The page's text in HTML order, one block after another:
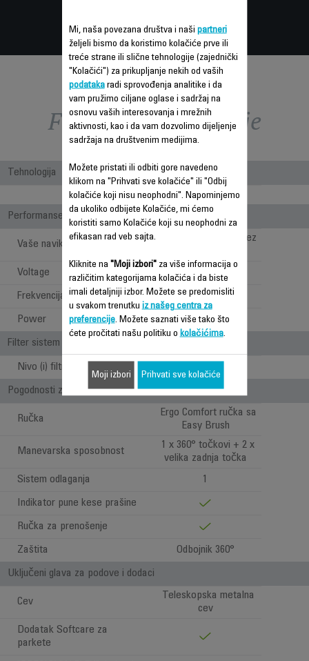
Funkcije – poređenje
Tehnologija
Bagless
Performanse
Vaše navike
Dubinsko čišćenje bez
Voltage
220-240 V
Frekvencija 50-60 Hz
Power 500 W
Filter sistem
Nivo (i) filtracije
Pogodnosti za korisnika
Ručka
Ergo Comfort ručka sa
Easy Brush
Manevarska sposobnost
1 x 360° točkovi + 2 x
velika zadnja točka
Sistem odlaganja
1
Indikator pune kese prašine
Ručka za prenošenje
Zaštita Odbojnik 360°
Uključeni glava za podove i dodaci
Cev
Teleskopska metalna
cev
Dodatak Softcare za
parkete
Mi, naša povezana društva i naši partneri
željeli bismo da koristimo kolačiće prve ili
treće strane ili slične tehnologije (zajednički
"Kolačići") za prikupljanje nekih od vaših
podatakaradi sprovođenja analitike i da
vam pružimo ciljane oglase i sadržaj na
osnovu vaših interesovanja i mrežnih
aktivnosti, kao i da vam dozvolimo dijeljenje
sadržaja na društvenim medijima.
Možete pristati ili odbiti gore navedeno
klikom na "Prihvati sve kolačiće" ili "Odbij
kolačiće koji nisu neophodni". Napominjemo
da ukoliko odbijete Kolačiće, mi ćemo
koristiti samo Kolačiće koji su neophodni za
efikasan rad veb sajta.
Kliknite na "Moji izbori"za više informacija o
različitim kategorijama kolačića i da biste
imali detaljniji izbor. Možete se predomisliti
u svakom trenutku iz našeg centra za
preferencije. Možete saznati više tako što
ćete pročitati našu politiku o kolačićima.
Moji izbori Prihvati sve kolačiće